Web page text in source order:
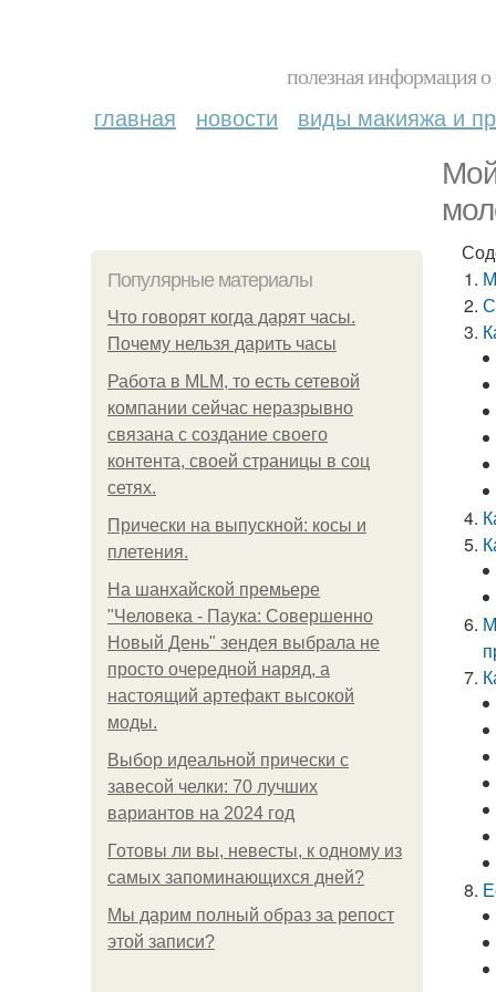
полезная информация
главная новости виды макияжа и
Популярные материалы
Что говорят когда дарят часы.
Почему нельзя дарить часы
Работа в MLM, то есть сетевой
компании сейчас неразрывно
связана с создание своего
контента, своей страницы в соц
сетях.
Прически на выпускной: косы и
плетения.
На шанхайской премьере
"Человека - Паука: Совершенно
Новый День" зендея выбрала не
просто очередной наряд, а
настоящий артефакт высокой
моды.
Выбор идеальной прически с
завесой челки: 70 лучших
вариантов на 2024 год
Готовы ли вы, невесты, к одному из
самых запоминающихся дней?
Мы дарим полный образ за репост
этой записи?